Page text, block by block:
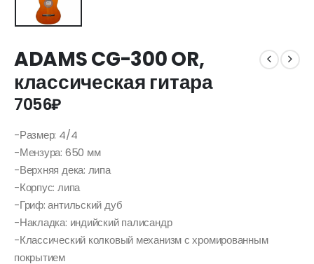
ADAMS CG-300 OR,
классическая гитара
7056₽
-Размер: 4/4
-Мензура: 650 мм
-Верхняя дека: липа
-Корпус: липа
-Гриф: антильский дуб
-Накладка: индийский палисандр
-Классический колковый механизм с хромированным
покрытием